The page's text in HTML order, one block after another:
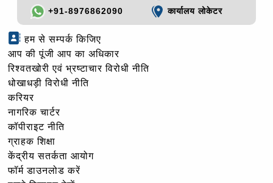
+91-8976862090
कार्यालय लोकेटर
हम से सम्पर्क किजिए
आप की पूंजी आप का अधिकार
रिश्वतखोरी एवं भ्रष्टाचार विरोधी नीति
धोखाधड़ी विरोधी नीति
करियर
नागरिक चार्टर
कॉपीराइट नीति
ग्राहक शिक्षा
केंद्रीय सतर्कता आयोग
फॉर्म डाउनलोड करें